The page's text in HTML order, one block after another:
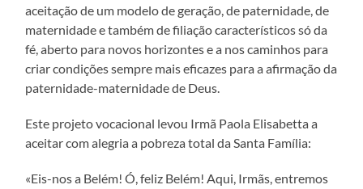
aceitação de um modelo de geração, de paternidade, de
maternidade e também de filiação característicos só da
fé, aberto para novos horizontes e a nos caminhos para
criar condições sempre mais eficazes para a afirmação da
paternidade-maternidade de Deus.
Este projeto vocacional levou Irmã Paola Elisabetta a
aceitar com alegria a pobreza total da Santa Família:
«Eis-nos a Belém! Ó, feliz Belém! Aqui, Irmãs, entremos